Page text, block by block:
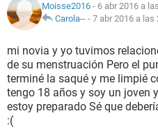
NUTRICIÓN
BIENESTAR
SEXUALIDAD
GLOSARIO
Moisse2016 - 6 abr 2016 a
Carola-- - 7 abr 2016 a las
mi novia y yo tuvimos
de su menstruación Pero el
terminé la saqué y me limpié
tengo 18 años y soy un joven
estoy preparado Sé que
:(